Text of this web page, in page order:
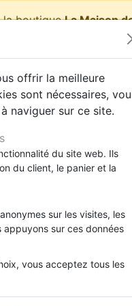
la boutiqueLa Maison
biblique
dessinées
société, politique
de la foi
jeunes
Hip-hop
Métal
Rock
fiction
Dieu
du produit
offrir la meilleure
sont nécessaires,
naviguer sur ce site.
du site web. Ils
du client, le panier et la
sur les visites, les
sur ces données
vous acceptez tous les